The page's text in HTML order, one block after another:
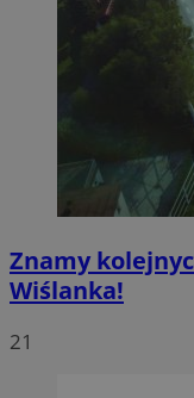
Znamy
Wiślanka!
21